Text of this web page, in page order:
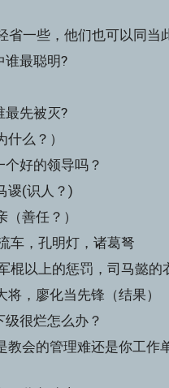
省一些，他们也可以同当
谁最聪明?
最先被灭?
什么？）
个好的领导吗？
谡(识人？)
（善任？）
车，孔明灯，诸葛弩
棍以上的惩罚，司马懿的
将，廖化当先锋（结果）
级很烂怎么办？
教会的管理难还是你工作